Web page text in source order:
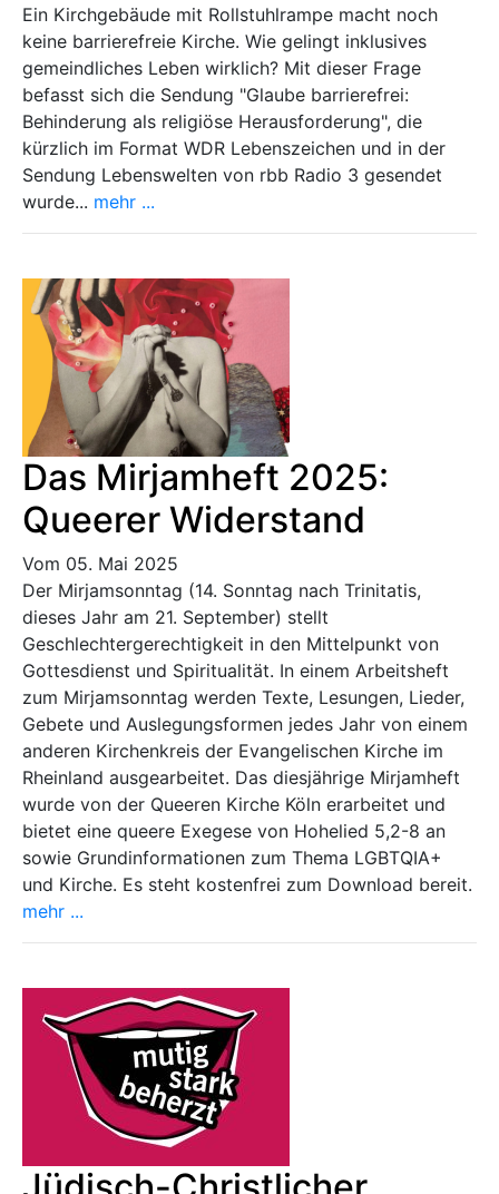
Ein Kirchgebäude mit Rollstuhlrampe macht noch
keine barrierefreie Kirche. Wie gelingt inklusives
gemeindliches Leben wirklich? Mit dieser Frage
befasst sich die Sendung "Glaube barrierefrei:
Behinderung als religiöse Herausforderung", die
kürzlich im Format WDR Lebenszeichen und in der
Sendung Lebenswelten von rbb Radio 3 gesendet
wurde... mehr ...
Das Mirjamheft 2025:
Queerer Widerstand
Vom 05. Mai 2025
Der Mirjamsonntag (14. Sonntag nach Trinitatis,
dieses Jahr am 21. September) stellt
Geschlechtergerechtigkeit in den Mittelpunkt von
Gottesdienst und Spiritualität. In einem Arbeitsheft
zum Mirjamsonntag werden Texte, Lesungen, Lieder,
Gebete und Auslegungsformen jedes Jahr von einem
anderen Kirchenkreis der Evangelischen Kirche im
Rheinland ausgearbeitet. Das diesjährige Mirjamheft
wurde von der Queeren Kirche Köln erarbeitet und
bietet eine queere Exegese von Hohelied 5,2-8 an
sowie Grundinformationen zum Thema LGBTQIA+
und Kirche. Es steht kostenfrei zum Download bereit.
mehr ...